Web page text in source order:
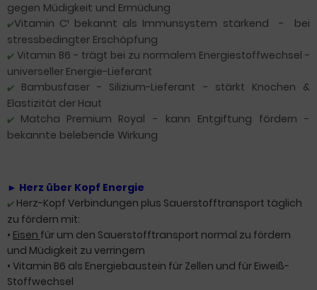
gegen Müdigkeit und Ermüdung
✔️Vitamin C¹ bekannt als Immunsystem stärkend - bei
stressbedingter Erschöpfung
✔️ Vitamin B6 - trägt bei zu normalem Energiestoffwechsel -
universeller Energie-Lieferant
✔️ Bambusfaser - Silizium-Lieferant - stärkt Knochen &
Elastizität der Haut
✔️ Matcha Premium Royal - kann Entgiftung fördern -
bekannte belebende Wirkung
► Herz über Kopf Energie
✔️ Herz-Kopf Verbindungen plus Sauerstofftransport täglich
zu fördern mit:
• Eisen für um den Sauerstofftransport normal zu fördern
und Müdigkeit zu verringern
• Vitamin B6 als Energiebaustein für Zellen und für Eiweiß-
Stoffwechsel